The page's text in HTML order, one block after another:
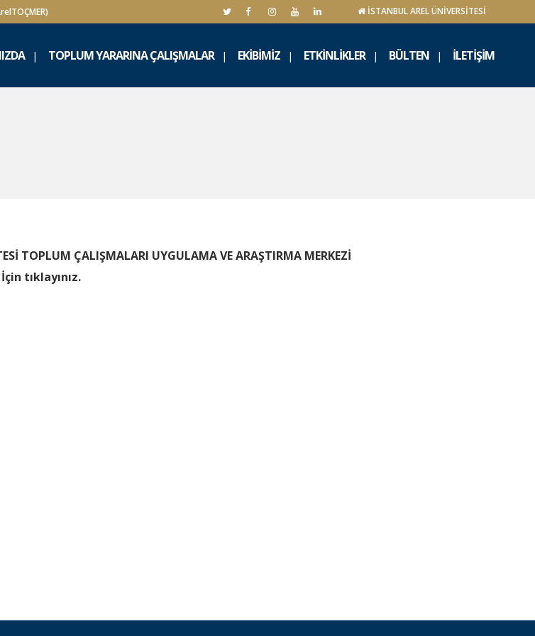
İSTANBUL AREL ÜNİVERSİTESİ
TOPLUM YARARINA ÇALIŞMALAR EKIBIMIZ ETKINLIKLER BÜLTEN İLETIŞIM
TOPLUM ÇALIŞMALARI UYGULAMA VE ARAŞTIRMA MERKEZİ
tıklayınız.